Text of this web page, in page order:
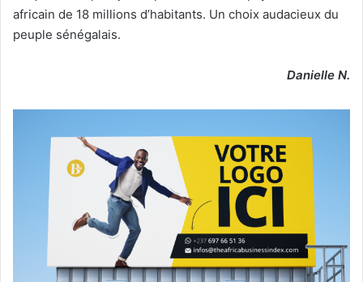
africain de 18 millions d’habitants. Un choix audacieux du
peuple sénégalais.
Danielle N.